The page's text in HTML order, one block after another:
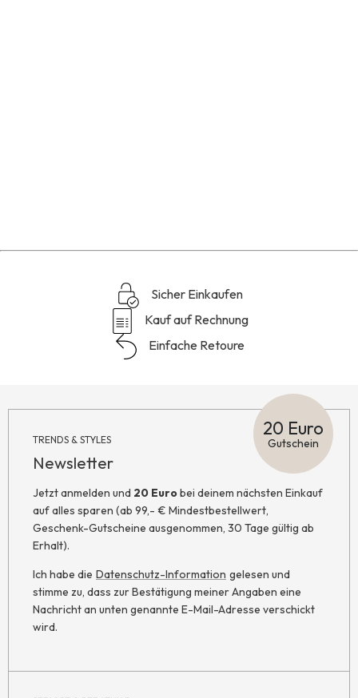
Sicher Einkaufen
Kauf auf Rechnung
Einfache Retoure
TRENDS & STYLES
Newsletter
20 Euro
Gutschein
Jetzt anmelden und 20 Eurobei deinem nächsten Einkauf
auf alles sparen (ab 99,- € Mindestbestellwert,
Geschenk-Gutscheine ausgenommen, 30 Tage gültig ab
Erhalt).
Ich habe die Datenschutz-Information gelesen und
stimme zu, dass zur Bestätigung meiner Angaben eine
Nachricht an unten genannte E-Mail-Adresse verschickt
wird.